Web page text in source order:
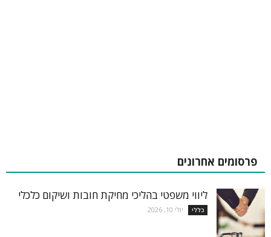
פרסומים אחרונים
ליווי משפטי בהליכי מחיקת חובות ושיקום כלכלי
כללי יולי 10, 2026